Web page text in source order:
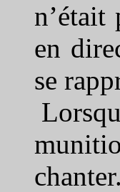
n’était
en
se